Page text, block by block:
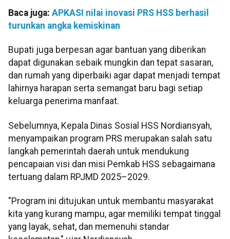
Baca juga: APKASI nilai inovasi PRS HSS berhasil
turunkan angka kemiskinan
Bupati juga berpesan agar bantuan yang diberikan
dapat digunakan sebaik mungkin dan tepat sasaran,
dan rumah yang diperbaiki agar dapat menjadi tempat
lahirnya harapan serta semangat baru bagi setiap
keluarga penerima manfaat.
Sebelumnya, Kepala Dinas Sosial HSS Nordiansyah,
menyampaikan program PRS merupakan salah satu
langkah pemerintah daerah untuk mendukung
pencapaian visi dan misi Pemkab HSS sebagaimana
tertuang dalam RPJMD 2025–2029.
"Program ini ditujukan untuk membantu masyarakat
kita yang kurang mampu, agar memiliki tempat tinggal
yang layak, sehat, dan memenuhi standar